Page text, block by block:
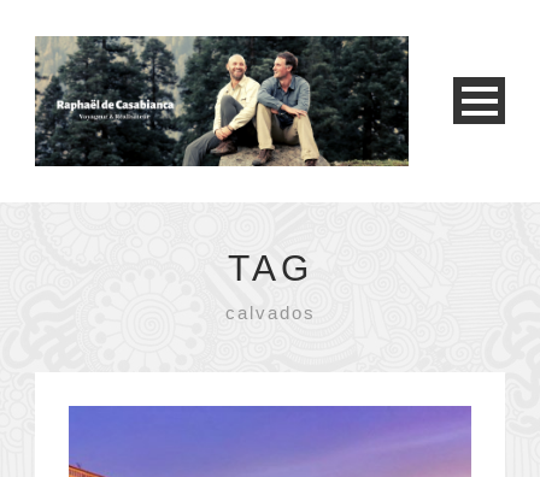
TAG
calvados